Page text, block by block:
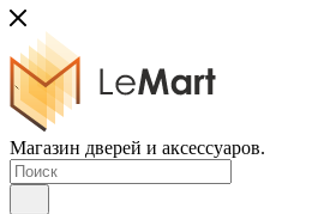
Магазин дверей и аксессуаров.